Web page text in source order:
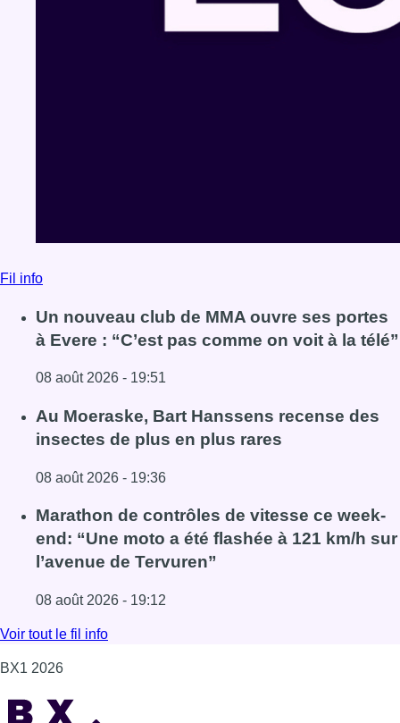
Fil info
Un nouveau club de MMA ouvre ses portes
à Evere : “C’est pas comme on voit à la télé”
08 août 2026 - 19:51
Lire l'article Un nouveau club de MMA ouvre ses portes à
Au Moeraske, Bart Hanssens recense des
insectes de plus en plus rares
08 août 2026 - 19:36
Lire l'article Au Moeraske, Bart Hanssens recense des
Marathon de contrôles de vitesse ce week-
end: “Une moto a été flashée à 121 km/h sur
l’avenue de Tervuren”
08 août 2026 - 19:12
Lire l'article Marathon de contrôles de vitesse ce week-
Voir tout le fil info
BX1 2026